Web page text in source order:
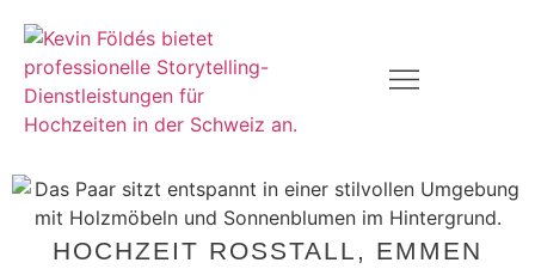
HOCHZEIT ROSSTALL, EMMEN